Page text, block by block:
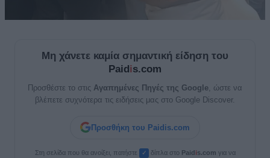
Μη χάνετε καμία σημαντική είδηση του
Paidis.com
Προσθέστε το στις Αγαπημένες Πηγές της Google , ώστε να
βλέπετε συχνότερα τις ειδήσεις μας στο Google Discover.
Προσθήκη του Paidis.com
Στη σελίδα που θα ανοίξει, πατήστε ✓ δίπλα στο Paidis.com για να